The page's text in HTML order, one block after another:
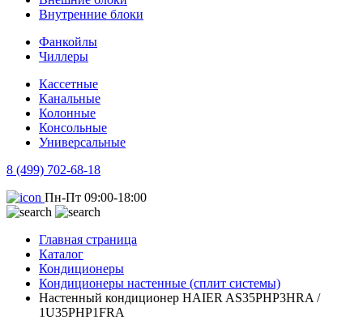
Внутренние блоки
Фанкойлы
Чиллеры
Кассетные
Канальные
Колонные
Консольные
Универсальные
8 (499) 702-68-18
Пн-Пт 09:00-18:00
Главная страница
Каталог
Кондиционеры
Кондиционеры настенные (сплит системы)
Настенный кондиционер HAIER AS35PHP3HRA /
1U35PHP1FRA